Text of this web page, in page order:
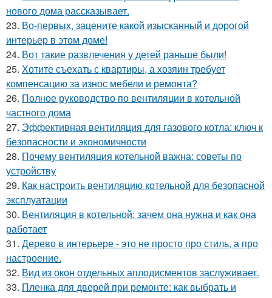
нового дома рассказывает.
23. Во-первых, зацените какой изысканный и дорогой
интерьер в этом доме!
24. Вот такие развлечения у детей раньше были!
25. Хотите съехать с квартиры, а хозяин требует
компенсацию за износ мебели и ремонта?
26. Полное руководство по вентиляции в котельной
частного дома
27. Эффективная вентиляция для газового котла: ключ к
безопасности и экономичности
28. Почему вентиляция котельной важна: советы по
устройству
29. Как настроить вентиляцию котельной для безопасной
эксплуатации
30. Вентиляция в котельной: зачем она нужна и как она
работает
31. Дерево в интерьере - это не просто про стиль, а про
настроение.
32. Вид из окон отдельных аплодисментов заслуживает.
33. Пленка для дверей при ремонте: как выбрать и